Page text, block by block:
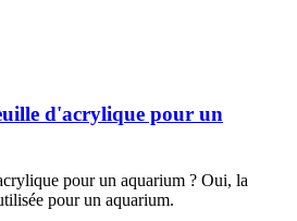
d'acrylique pour un
pour un aquarium ? Oui, la
pour un aquarium.